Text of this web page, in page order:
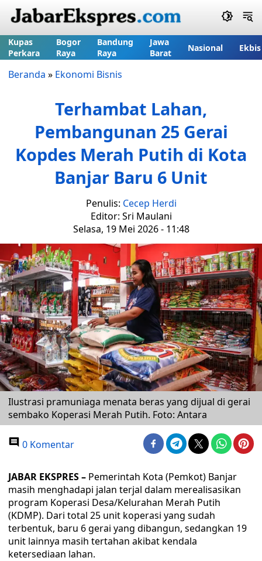
Kupas
Perkara
Bogor
Raya
Bandung
Raya
Jawa
Barat
Nasional Ekbis
Beranda » Ekonomi Bisnis
Terhambat Lahan,
Pembangunan 25 Gerai
Kopdes Merah Putih di Kota
Banjar Baru 6 Unit
Penulis: Cecep Herdi
Editor: Sri Maulani
Selasa, 19 Mei 2026 - 11:48
Ilustrasi pramuniaga menata beras yang dijual di gerai
sembako Koperasi Merah Putih. Foto: Antara
0 Komentar
JABAR EKSPRES – Pemerintah Kota (Pemkot) Banjar
masih menghadapi jalan terjal dalam merealisasikan
program Koperasi Desa/Kelurahan Merah Putih
(KDMP). Dari total 25 unit koperasi yang sudah
terbentuk, baru 6 gerai yang dibangun, sedangkan 19
unit lainnya masih tertahan akibat kendala
ketersediaan lahan.